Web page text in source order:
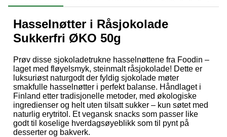
Hasselnøtter i Råsjokolade
Sukkerfri ØKO 50g
Prøv disse sjokoladetrukne hasselnøttene fra Foodin –
laget med fløyelsmyk, steinmalt råsjokolade! Dette er
luksuriøst naturgodt der fyldig sjokolade møter
smakfulle hasselnøtter i perfekt balanse. Håndlaget i
Finland etter tradisjonelle metoder, med økologiske
ingredienser og helt uten tilsatt sukker – kun søtet med
naturlig erytritol. Et vegansk snacks som passer like
godt til koselige hverdagsøyeblikk som til pynt på
desserter og bakverk.